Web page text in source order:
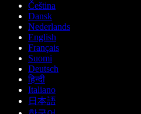
Čeština
Dansk
Nederlands
English
Français
Suomi
Deutsch
हिन्दी
Italiano
日本語